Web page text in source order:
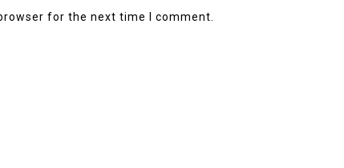
for the next time I comment.